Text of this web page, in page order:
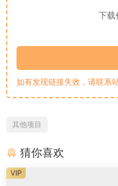
下载
如有发现链接失效，请联系
其他项目
猜你喜欢
VIP